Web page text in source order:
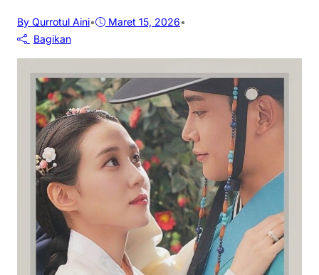
By Qurrotul Aini• Maret 15, 2026•
Bagikan